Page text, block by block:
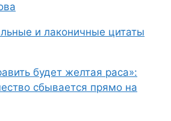
и лаконичные цитаты
будет желтая раса»:
сбывается прямо на